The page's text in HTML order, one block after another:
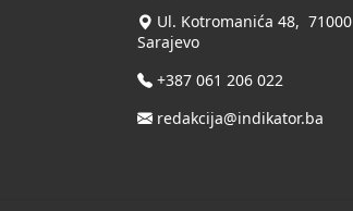
Ul. Kotromanića 48, 71000
Sarajevo
+387 061 206 022
redakcija@indikator.ba